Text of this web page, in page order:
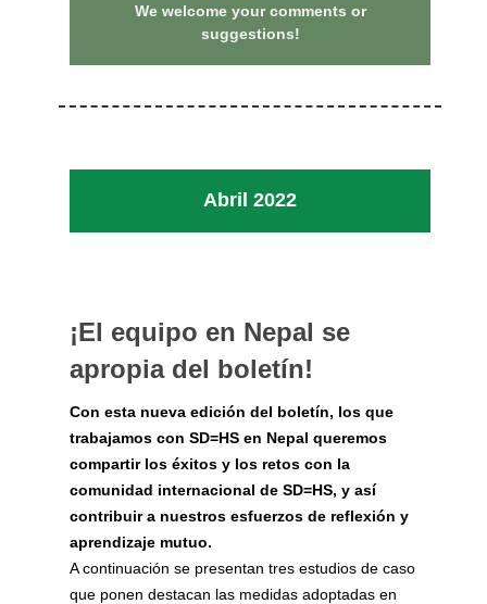
We welcome your comments or
suggestions!
Abril 2022
¡El equipo en Nepal se
apropia del boletín!
Con esta nueva edición del boletín, los que
trabajamos con SD=HS en Nepal queremos
compartir los éxitos y los retos con la
comunidad internacional de SD=HS, y así
contribuir a nuestros esfuerzos de reflexión y
aprendizaje mutuo.
A continuación se presentan tres estudios de caso
que ponen destacan las medidas adoptadas en